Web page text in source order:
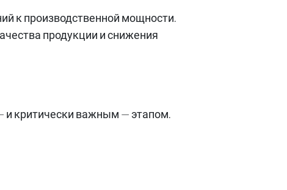
к производственной мощности.
продукции и снижения
и критически важным — этапом.